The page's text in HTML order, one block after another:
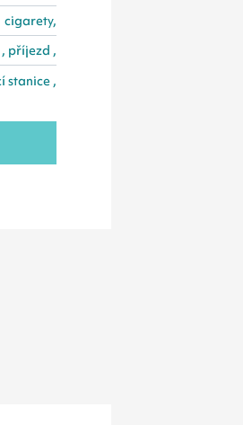
cigarety,
příjezd ,
stanice ,